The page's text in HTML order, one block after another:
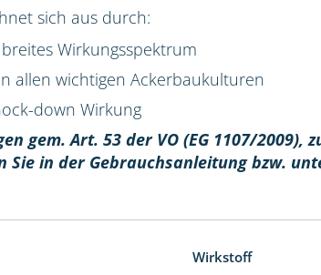
sich aus durch:
Wirkungsspektrum
allen wichtigen Ackerbaukulturen
down Wirkung
gem. Art. 53 der VO (EG 1107/2009), z
Sie in der Gebrauchsanleitung bzw.
Wirkstoff